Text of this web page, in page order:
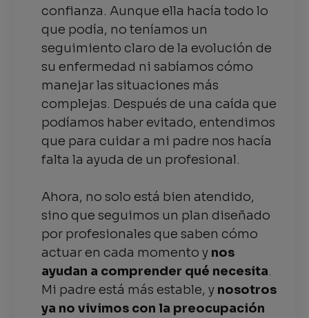
confianza. Aunque ella hacía todo lo
que podía, no teníamos un
seguimiento claro de la evolución de
su enfermedad ni sabíamos cómo
manejar las situaciones más
complejas. Después de una caída que
podíamos haber evitado, entendimos
que para cuidar a mi padre nos hacía
falta la ayuda de un profesional.
Ahora, no solo está bien atendido,
sino que seguimos un plan diseñado
por profesionales que saben cómo
actuar en cada momento y nos
ayudan a comprender qué necesita.
Mi padre está más estable, y nosotros
ya no vivimos con la preocupación